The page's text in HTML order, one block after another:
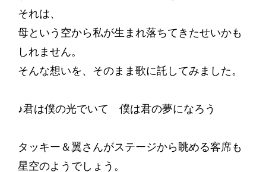
それは、
母という空から私が生まれ落ちてきたせいかも
しれません。
そんな想いを、そのまま歌に託してみました。
♪君は僕の光でいて 僕は君の夢になろう
タッキー＆翼さんがステージから眺める客席も
星空のようでしょう。